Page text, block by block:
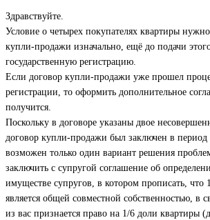
Здравствуйте.
Условие о четырех покупателях квартиры
купли-продажи изначально, ещё до подачи
государственную регистрацию.
Если договор купли-продажи уже прошел
регистрации, то оформить дополнительное
получится.
Поскольку в договоре указаны двое
договор купли-продажи был заключен в период
возможен только один вариант решения
заключить с супругой соглашение об
имуществе супругов, в котором прописать, что
является общей совместной собственностью, в
из вас признается право на 1/6 доли квартиры